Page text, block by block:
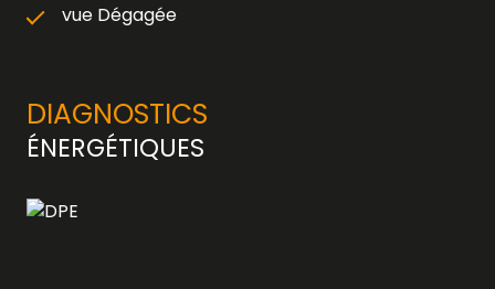
vue Dégagée
DIAGNOSTICS
ÉNERGÉTIQUES